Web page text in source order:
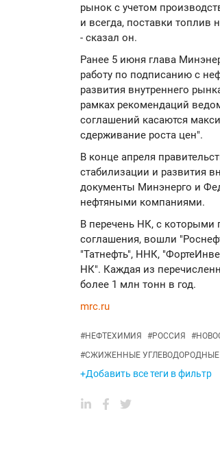
рынок с учетом
и всегда, поставки топлив
- сказал он.
Ранее 5 июня глава
работу по подписанию с
развития внутреннего
рамках рекомендаций
соглашений касаются
сдерживание роста цен".
В конце апреля
стабилизации и развития
документы Минэнерго и
нефтяными компаниями.
В перечень НК, с
соглашения, вошли
"Татнефть", ННК,
НК". Каждая из
более 1 млн тонн в год.
mrc.ru
#НЕФТЕХИМИЯ #РОССИЯ #
#СЖИЖЕННЫЕ УГЛЕВОДОРОДНЫЕ
+Добавить все теги в фильтр